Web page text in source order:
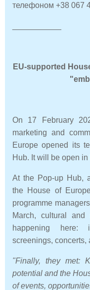
телефоном +38 067
EU-supported
On 17 February
marketing and
Europe opened its
Hub. It will be open
At the Pop-up Hub,
the House of
programme
March, cultural
happening here:
screenings, concerts,
"Finally, they met:
potential and the
of events,